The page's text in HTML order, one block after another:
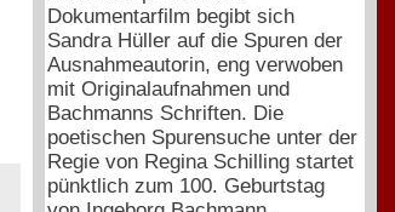
Dokumentarfilm begibt sich
Sandra Hüller auf die Spuren der
Ausnahmeautorin, eng verwoben
mit Originalaufnahmen und
Bachmanns Schriften. Die
poetischen Spurensuche unter der
Regie von Regina Schilling startet
pünktlich zum 100. Geburtstag